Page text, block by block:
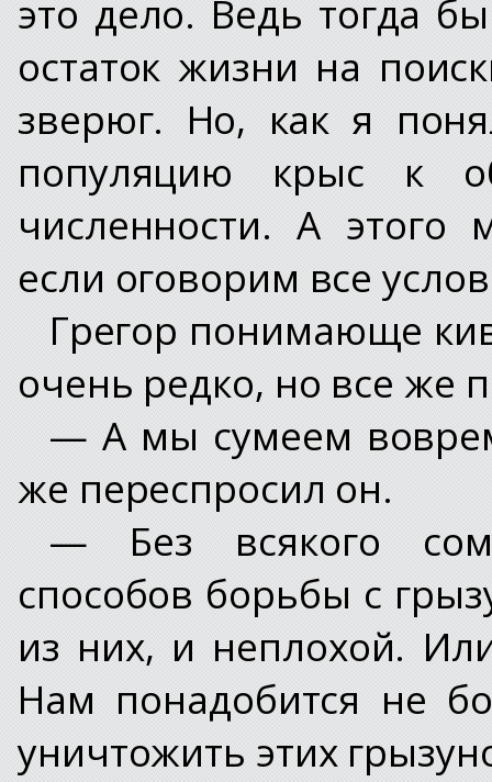
это дело. Ведь тогда
остаток жизни на
зверюг. Но, как я
популяцию крыс к
численности. А
если оговорим все
Грегор понимающе
очень редко, но все же
— А мы сумеем
же переспросил он.
— Без всякого
способов борьбы с
из них, и неплохой.
Нам понадобится не
уничтожить этих